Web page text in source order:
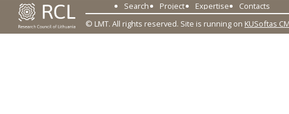
Search Project Expertise
Contacts
© LMT. All rights reserved. Site is running on KUSoftas